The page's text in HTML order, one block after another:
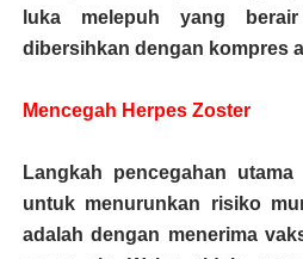
luka melepuh yang
dibersihkan dengan kompres
Mencegah Herpes Zoster
Langkah pencegahan
untuk menurunkan risiko
adalah dengan menerima